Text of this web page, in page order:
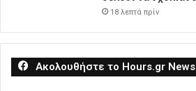
18 λεπτά πρίν
Ακολουθήστε το Hours.gr News